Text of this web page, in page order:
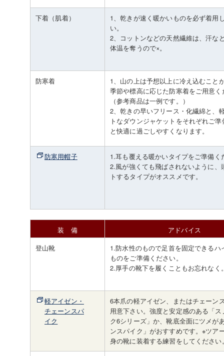
下着（肌着）
1、乾きが速く暖かいものを必ず着用
い。
2、コットンなどの天然繊維は、汗な
体温を奪うので×。
防寒着
1、山の上は予想以上に冷え込むこと
季節や標高に応じた防寒着をご用意く
（参考商品は一例です。）
2、乾きの早いフリース・化繊綿と、
トなダウンジャケットをそれぞれご
と快適に過ごしやすくなります。
防寒用帽子
1.耳も覆える暖かいタイプをご準備く
2.風が強くても飛ばされないように、
トするタイプがオススメです。
装 備
アドバイス
登山靴
1.防水性のもので足首を固定できるハ
ものをご準備ください。
2.厚手の靴下を履くこともお忘れなく
軽アイゼン・
チェーンスパ
イク
6本爪の軽アイゼン、またはチェーン
用意下さい。強度と安定感のある「
ク6シリーズ」か、靴底全面にツメが
ンスパイク」がおすすめです。※ツア
身の靴に装着する練習をしてください